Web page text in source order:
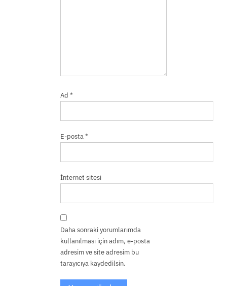
Ad *
E-posta*
İnternet sitesi
Daha sonraki yorumlarımda
kullanılması için adım, e-posta
adresim ve site adresim bu
tarayıcıya kaydedilsin.